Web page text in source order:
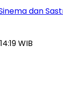
Sinema dan
WIB